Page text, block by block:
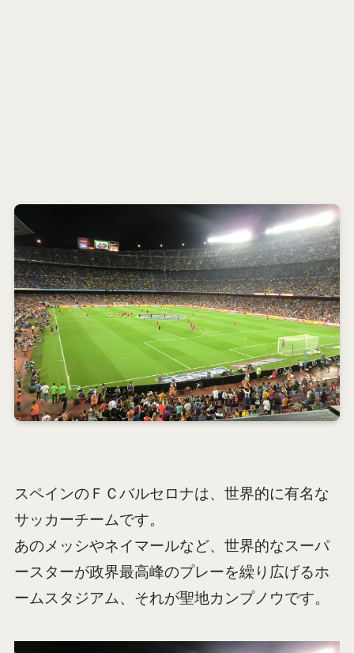
スペインのＦＣバルセロナは、世界的に有名な
サッカーチームです。
あのメッシやネイマールなど、世界的なスーパ
ースターが政界最高峰のプレーを繰り広げるホ
ームスタジアム、それが聖地カンプノウです。